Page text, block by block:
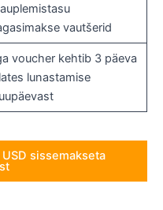
vautšerid
voucher kehtib 3 päeva
lunastamise
sissemakseta